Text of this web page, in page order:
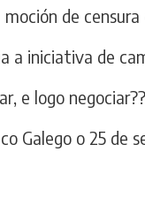
moción de
a iniciativa de
e logo negociar??
Galego o 25 de